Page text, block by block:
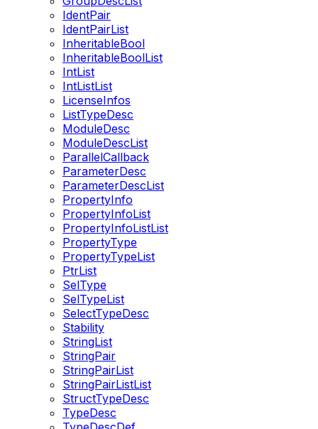
IdentPair
IdentPairList
InheritableBool
InheritableBoolList
IntList
IntListList
LicenseInfos
ListTypeDesc
ModuleDesc
ModuleDescList
ParallelCallback
ParameterDesc
ParameterDescList
PropertyInfo
PropertyInfoList
PropertyInfoListList
PropertyType
PropertyTypeList
PtrList
SelType
SelTypeList
SelectTypeDesc
Stability
StringList
StringPair
StringPairList
StringPairListList
StructTypeDesc
TypeDesc